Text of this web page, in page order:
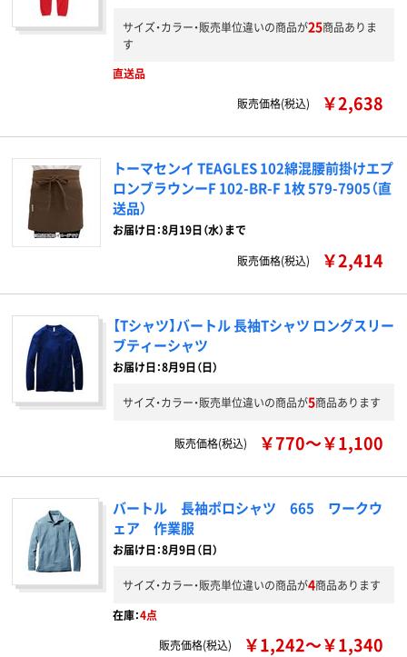
サイズ・カラー・販売単位違いの商品が25商品ありま
す
直送品
販売価格(税込)
￥2,638
トーマセンイ TEAGLES 102綿混腰前掛けエプ
ロンブラウンーF 102-BR-F 1枚 579-7905（直
送品）
お届け日：8月19日（水）まで
販売価格(税込)
￥2,414
【Tシャツ】バートル 長袖Tシャツ ロングスリー
ブティーシャツ
お届け日：8月9日（日）
サイズ・カラー・販売単位違いの商品が5商品あります
販売価格(税込) ￥770～￥1,100
バートル 長袖ポロシャツ 665 ワークウ
ェア 作業服
お届け日：8月9日（日）
サイズ・カラー・販売単位違いの商品が4商品あります
在庫：4点
販売価格(税込)
￥1,242～￥1,340